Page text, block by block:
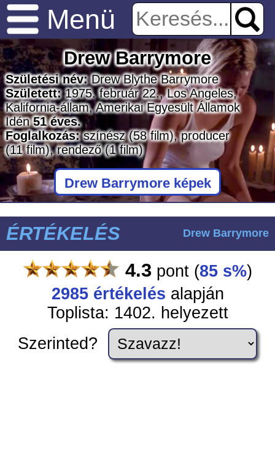
Menü
Drew Barrymore
Születési név:Drew Blythe Barrymore
Született:1975. február 22., Los Angeles,
Kalifornia-állam, Amerikai Egyesült Államok
Idén51 éves.
Foglalkozás:színész(58 film), producer
(11 film), rendező(1 film)
Drew Barrymore képek
ÉRTÉKELÉS Drew Barrymore
4.3pont (85 s%)
2985 értékelés alapján
Toplista: 1402. helyezett
Szerinted?